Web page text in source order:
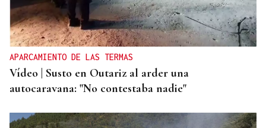
APARCAMIENTO DE LAS TERMAS
Vídeo | Susto en Outariz al arder una
autocaravana: "No contestaba nadie"